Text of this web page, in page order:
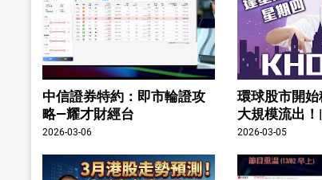
中信證券特約：即市輪證攻
略—耀才財經台
2026-03-06
環球股市開
大規模流出
2026-03-05